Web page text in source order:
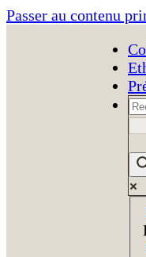
Passer au contenu